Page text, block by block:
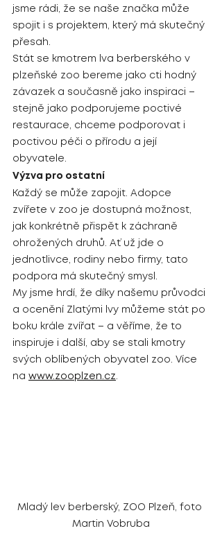
jsme rádi, že se naše značka může
spojit i s projektem, který má skutečný
přesah.
Stát se kmotrem lva berberského v
plzeňské zoo bereme jako cti hodný
závazek a současně jako inspiraci –
stejně jako podporujeme poctivé
restaurace, chceme podporovat i
poctivou péči o přírodu a její
obyvatele.
Výzva pro ostatní
Každý se může zapojit. Adopce
zvířete v zoo je dostupná možnost,
jak konkrétně přispět k záchraně
ohrožených druhů. Ať už jde o
jednotlivce, rodiny nebo firmy, tato
podpora má skutečný smysl.
My jsme hrdí, že díky našemu průvodci
a ocenění Zlatými lvy můžeme stát po
boku krále zvířat – a věříme, že to
inspiruje i další, aby se stali kmotry
svých oblíbených obyvatel zoo. Více
na www.zooplzen.cz
Mladý lev berberský, ZOO Plzeň, foto
Martin Vobruba